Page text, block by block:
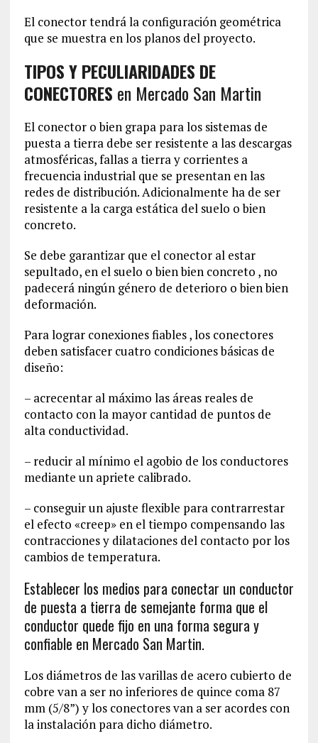
El conector tendrá la configuración geométrica
que se muestra en los planos del proyecto.
TIPOS Y PECULIARIDADES DE
CONECTORES en Mercado San Martin
El conector o bien grapa para los sistemas de
puesta a tierra debe ser resistente a las descargas
atmosféricas, fallas a tierra y corrientes a
frecuencia industrial que se presentan en las
redes de distribución. Adicionalmente ha de ser
resistente a la carga estática del suelo o bien
concreto.
Se debe garantizar que el conector al estar
sepultado, en el suelo o bien bien concreto , no
padecerá ningún género de deterioro o bien bien
deformación.
Para lograr conexiones fiables , los conectores
deben satisfacer cuatro condiciones básicas de
diseño:
– acrecentar al máximo las áreas reales de
contacto con la mayor cantidad de puntos de
alta conductividad.
– reducir al mínimo el agobio de los conductores
mediante un apriete calibrado.
– conseguir un ajuste flexible para contrarrestar
el efecto «creep» en el tiempo compensando las
contracciones y dilataciones del contacto por los
cambios de temperatura.
Establecer los medios para conectar un conductor
de puesta a tierra de semejante forma que el
conductor quede fijo en una forma segura y
confiable en Mercado San Martin.
Los diámetros de las varillas de acero cubierto de
cobre van a ser no inferiores de quince coma 87
mm (5/8”) y los conectores van a ser acordes con
la instalación para dicho diámetro.